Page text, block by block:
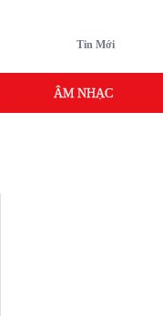
Tin Mới
ÂM NHẠC